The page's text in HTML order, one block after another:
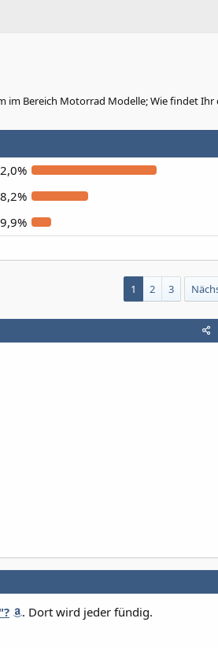
im Bereich Motorrad Modelle; Wie findet Ihr
9,9%
1 2 3
. Dort wird jeder fündig.